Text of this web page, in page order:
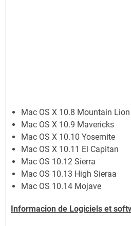
Mac OS X 10.8 Mountain Lion
Mac OS X 10.9 Mavericks
Mac OS X 10.10 Yosemite
Mac OS X 10.11 El Capitan
Mac OS 10.12 Sierra
Mac OS 10.13 High Sieraa
Mac OS 10.14 Mojave
Informacion de Logiciels et